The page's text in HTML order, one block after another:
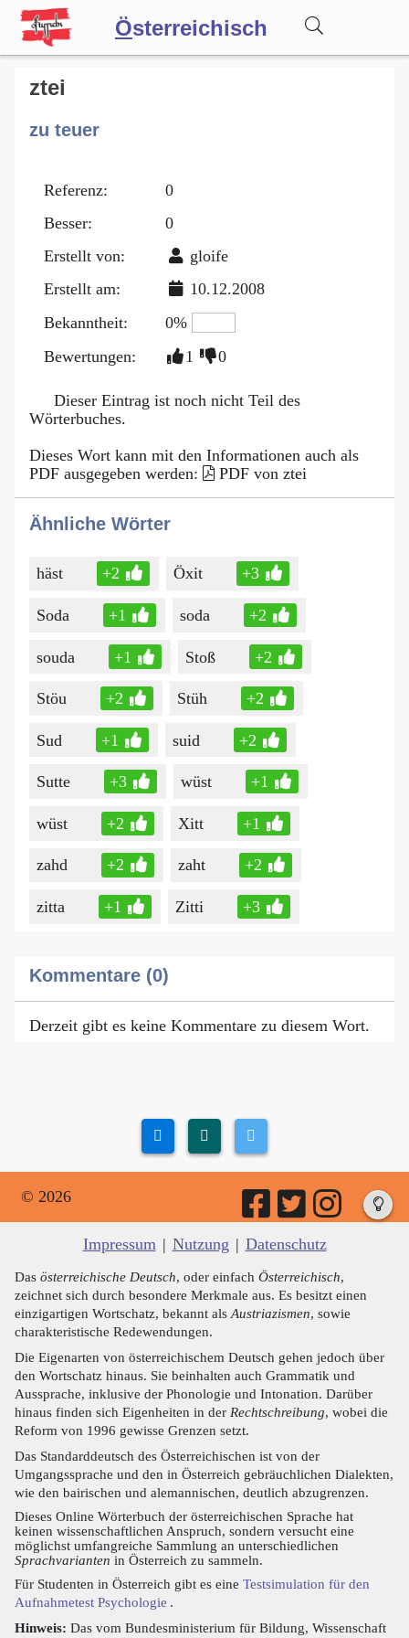
Österreichisch
Wörterbuch
Forum
Blog
ztei
zu teuer
Referenz:
0
Besser:
0
Erstellt von:
gloife
Erstellt am:
10.12.2008
Bekanntheit:
0%
Bewertungen:
1 0
Dieser Eintrag ist noch nicht Teil des
Wörterbuches.
Dieses Wort kann mit den Informationen auch als
PDF ausgegeben werden:
PDF von ztei
Ähnliche Wörter
häst +2 Öxit +3
Soda +1 soda +2
souda +1 Stoß +2
Stöu +2 Stüh +2
Sud +1 suid +2
Sutte +3 wüst +1
wüst +2 Xitt +1
zahd +2 zaht +2
zitta +1 Zitti +3
Kommentare (0)
Derzeit gibt es keine Kommentare zu diesem Wort.
© 2026
Impressum | Nutzung | Datenschutz
Das österreichische Deutsch, oder einfach Österreichisch,
zeichnet sich durch besondere Merkmale aus. Es besitzt einen
einzigartigen Wortschatz, bekannt als Austriazismen, sowie
charakteristische Redewendungen.
Die Eigenarten von österreichischem Deutsch gehen jedoch über
den Wortschatz hinaus. Sie beinhalten auch Grammatik und
Aussprache, inklusive der Phonologie und Intonation. Darüber
hinaus finden sich Eigenheiten in der Rechtschreibung, wobei die
Reform von 1996 gewisse Grenzen setzt.
Das Standarddeutsch des Österreichischen ist von der
Umgangssprache und den in Österreich gebräuchlichen Dialekten,
wie den bairischen und alemannischen, deutlich abzugrenzen.
Dieses Online Wörterbuch der österreichischen Sprache hat
keinen wissenschaftlichen Anspruch, sondern versucht eine
möglichst umfangreiche Sammlung an unterschiedlichen
Sprachvarianten in Österreich zu sammeln.
Für Studenten in Österreich gibt es eine Testsimulation für den
Aufnahmetest Psychologie .
Hinweis: Das vom Bundesministerium für Bildung, Wissenschaft